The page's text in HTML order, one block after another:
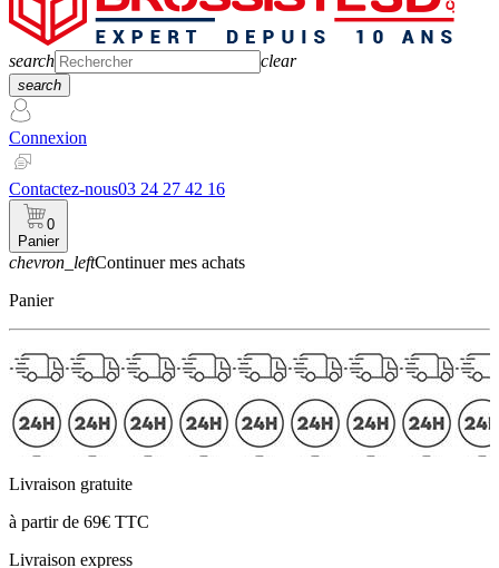
search clear
search
Connexion
Contactez-nous03 24 27 42 16
0
Panier
chevron_leftContinuer mes achats
Panier
Livraison gratuite
à partir de 69€ TTC
Livraison express